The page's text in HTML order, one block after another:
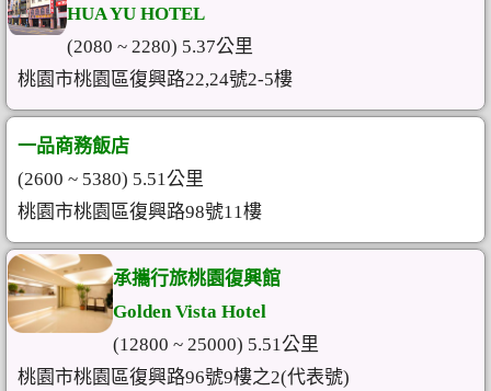
HUA YU HOTEL
(2080 ~ 2280) 5.37公里
桃園市桃園區復興路22,24號2-5樓
一品商務飯店
(2600 ~ 5380) 5.51公里
桃園市桃園區復興路98號11樓
承攜行旅桃園復興館
Golden Vista Hotel
(12800 ~ 25000) 5.51公里
桃園市桃園區復興路96號9樓之2(代表號)